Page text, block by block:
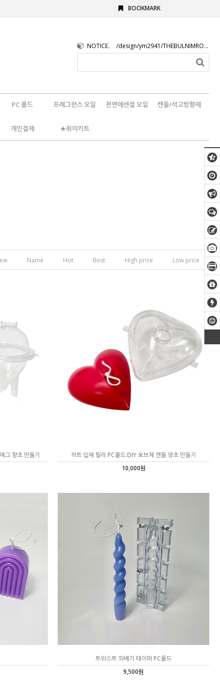
BOOKMARK
NOTICE. /design/ym2941/THEBULNIMROGO.png
PC 몰드 프래그런스 오일 천연에센셜 오일 캔들/석고방향제
개인결제 ★취미키트
Name Hot Best High price Low price
그 향초 만들기
하트 입체 필라 PC몰드 DIY 오브제 캔들 양초 만들기
10,000원
트위스트 꽈배기 테이퍼 PC몰드
9,500원